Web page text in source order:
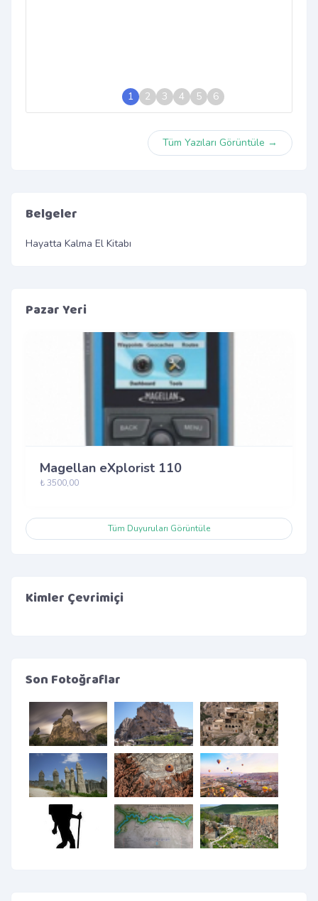
1 2 3 4 5 6
Tüm Yazıları Görüntüle →
Belgeler
Hayatta Kalma El Kitabı
Pazar Yeri
Magellan eXplorist 110
₺ 3500,00
Tüm Duyuruları Görüntüle
Kimler Çevrimiçi
Son Fotoğraflar